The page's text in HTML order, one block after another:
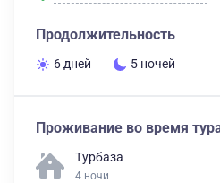
Продолжительность
6 дней 5 ночей
Проживание во время
Турбаза
4 ночи